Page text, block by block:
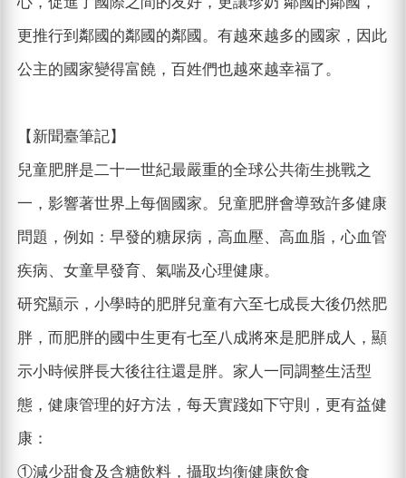
更推行到鄰國的鄰國的鄰國。有越來越多的國家，因此
公主的國家變得富饒，百姓們也越來越幸福了。
【新聞臺筆記】
兒童肥胖是二十一世紀最嚴重的全球公共衛生挑戰之
一，影響著世界上每個國家。兒童肥胖會導致許多健康
問題，例如：早發的糖尿病，高血壓、高血脂，心血管
疾病、女童早發育、氣喘及心理健康。
研究顯示，小學時的肥胖兒童有六至七成長大後仍然肥
胖，而肥胖的國中生更有七至八成將來是肥胖成人，顯
示小時候胖長大後往往還是胖。家人一同調整生活型
態，健康管理的好方法，每天實踐如下守則，更有益健
康：
①減少甜食及含糖飲料，攝取均衡健康飲食